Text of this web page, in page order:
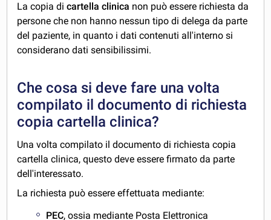
La copia dicartella clinica non può essere richiesta da
persone che non hanno nessun tipo di delega da parte
del paziente, in quanto i dati contenuti all'interno si
considerano dati sensibilissimi.
Che cosa si deve fare una volta
compilato il documento di richiesta
copia cartella clinica?
Una volta compilato il documento di richiesta copia
cartella clinica, questo deve essere firmato da parte
dell'interessato.
La richiesta può essere effettuata mediante:
PEC, ossia mediante Posta Elettronica